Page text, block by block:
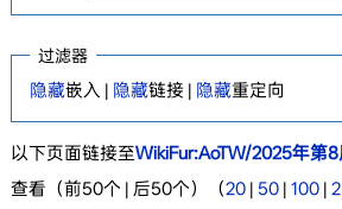
过滤器
隐藏嵌入 | 隐藏链接 | 隐藏重定向
以下页面链接至WikiFur:AoTW/2025年第8
查看（前50个 | 后50个）（20| 50| 100|